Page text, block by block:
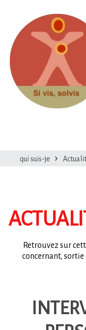
qui suis-je
Retrouvez sur
concernant, sortie